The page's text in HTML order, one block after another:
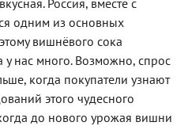
Россия, вместе с
одним из основных
вишнёвого сока
у нас много. Возможно, спрос
когда покупатели узнают
этого чудесного
до нового урожая вишни